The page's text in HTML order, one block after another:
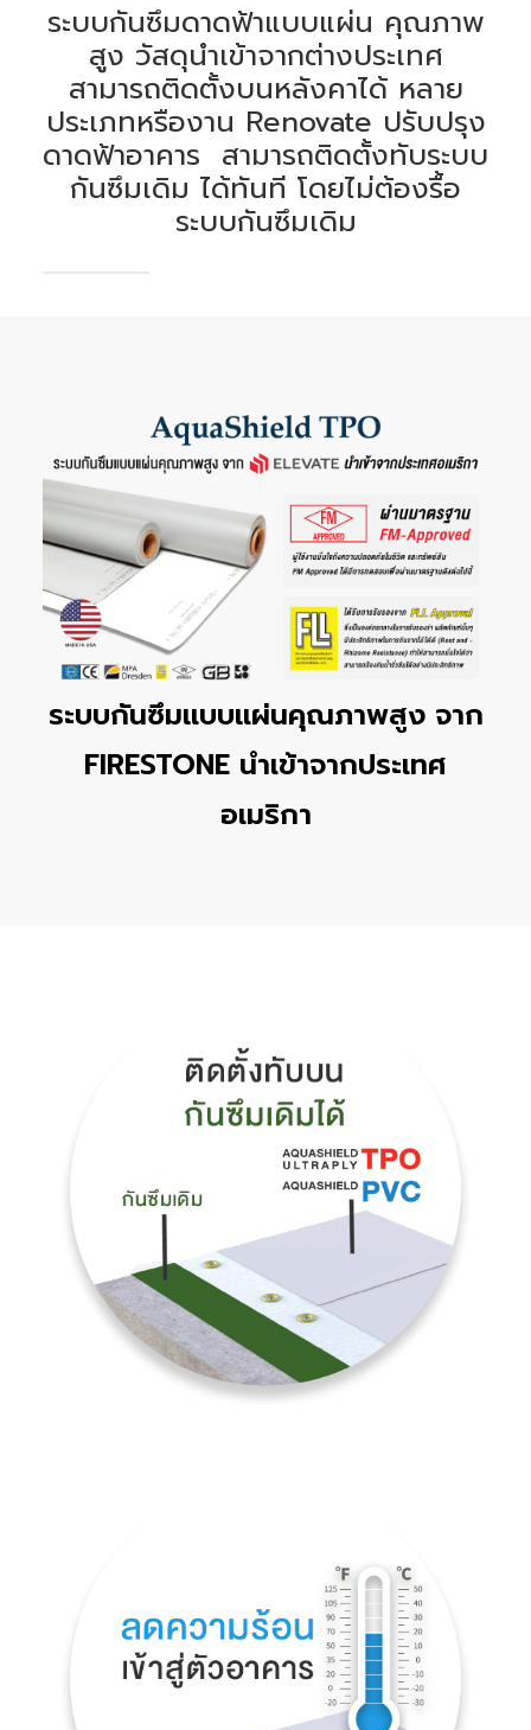
ระบบกันซึมดาดฟ้าแบบแผ่น คุณภาพ
สูง วัสดุนำเข้าจากต่างประเทศ
สามารถติดตั้งบนหลังคาได้ หลาย
ประเภทหรืองาน Renovate ปรับปรุง
ดาดฟ้าอาคาร สามารถติดตั้งทับระบบ
กันซึมเดิม ได้ทันที โดยไม่ต้องรื้อ
ระบบกันซึมเดิม
ระบบกันซึมแบบแผ่นคุณภาพสูง จาก
FIRESTONE นำเข้าจากประเทศ
อเมริกา